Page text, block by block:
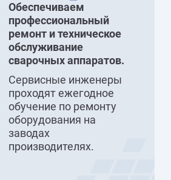
Обеспечиваем
профессиональный
ремонт и техническое
обслуживание
сварочных аппаратов.
Сервисные инженеры
проходят ежегодное
обучение по ремонту
оборудования на
заводах
производителях.